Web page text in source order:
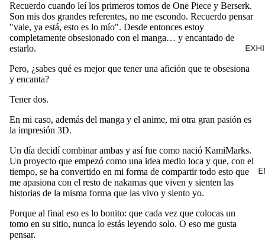
Recuerdo cuando leí los primeros tomos de One Piece y Berserk.
Son mis dos grandes referentes, no me escondo. Recuerdo pensar
"vale, ya está, esto es lo mío". Desde entonces estoy
completamente obsesionado con el manga… y encantado de
estarlo.
Pero, ¿sabes qué es mejor que tener una afición que te obsesiona
y encanta?
Tener dos.
En mi caso, además del manga y el anime, mi otra gran pasión es
la impresión 3D.
Un día decidí combinar ambas y así fue como nació KamiMarks.
Un proyecto que empezó como una idea medio loca y que, con el
tiempo, se ha convertido en mi forma de compartir todo esto que
me apasiona con el resto de nakamas que viven y sienten las
historias de la misma forma que las vivo y siento yo.
Porque al final eso es lo bonito: que cada vez que colocas un
tomo en su sitio, nunca lo estás leyendo solo. O eso me gusta
pensar.